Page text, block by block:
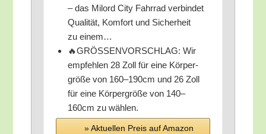
– das Mil­ord City Fahr­rad ver­bin­det
Qua­li­tät, Kom­fort und Sicher­heit
zu einem…
🔥GRÖSSENVORSCHLAG: Wir
emp­feh­len 28 Zoll für eine Kör­per­
grö­ße von 160–190cm und 26 Zoll
für eine Kör­per­grö­ße von 140–
160cm zu wählen.
» Aktu­el­len Preis auf Ama­zon